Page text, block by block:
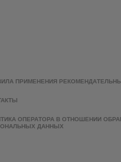
ПРИМЕНЕНИЯ
ОПЕРАТОРА В ОТНОШЕНИИ
ДАННЫХ